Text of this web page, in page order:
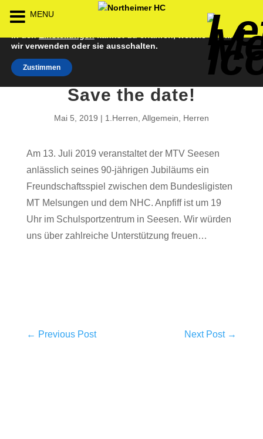
Save the date!
Mai 5, 2019 1.Herren Allgemein Herren
Am 13. Juli 2019 veranstaltet der MTV Seesen
anlässlich seines 90-jährigen Jubiläums ein
Freundschaftsspiel zwischen dem Bundesligisten
MT Melsungen und dem NHC. Anpfiff ist um 19
Uhr im Schulsportzentrum in Seesen. Wir würden
uns über zahlreiche Unterstützung freuen…
← Previous Post Next Post→
Wir verwenden Cookies, um dir die bestmögliche Erfahrung
auf unserer Website zu bieten.
kannst du erfahren, welche Cookies
wir verwenden oder sie ausschalten.
Zustimmen
MENU
Back
Senioren
Back
1. Herren
2. Herren
Jugend
Back
Weibliche
Jugend
Minis &
Spielbetrieb
Back
NHC
Back
NHC-Sponsoren
Sponsor werden
Spieltagssponsoren
sich vor
Jobbörse
Hallenheft
Back
Fan-Kollektion
Fan-Artikel
Back
Bildergalerie
Organisatorisches
Back
Vorstand
Satzung
FWD
Back
Back
Download
Kooperationen
Termine
Back